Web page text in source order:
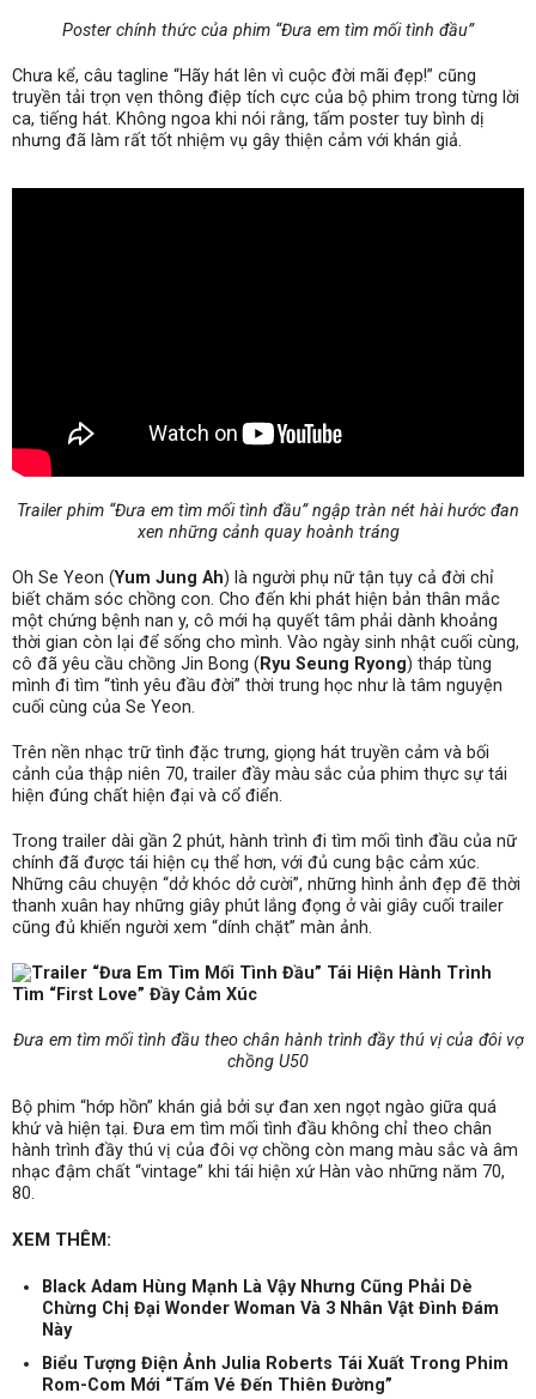
Poster chính thức của phim “Đưa em tìm mối tình đầu”
Chưa kể, câu tagline “Hãy hát lên vì cuộc đời mãi đẹp!” cũng
truyền tải trọn vẹn thông điệp tích cực của bộ phim trong từng lời
ca, tiếng hát. Không ngoa khi nói rằng, tấm poster tuy bình dị
nhưng đã làm rất tốt nhiệm vụ gây thiện cảm với khán giả.
Trailer phim “Đưa em tìm mối tình đầu” ngập tràn nét hài hước đan
xen những cảnh quay hoành tráng
Oh Se Yeon (Yum Jung Ah) là người phụ nữ tận tụy cả đời chỉ
biết chăm sóc chồng con. Cho đến khi phát hiện bản thân mắc
một chứng bệnh nan y, cô mới hạ quyết tâm phải dành khoảng
thời gian còn lại để sống cho mình. Vào ngày sinh nhật cuối cùng,
cô đã yêu cầu chồng Jin Bong (Ryu Seung Ryong) tháp tùng
mình đi tìm “tình yêu đầu đời” thời trung học như là tâm nguyện
cuối cùng của Se Yeon.
Trên nền nhạc trữ tình đặc trưng, giọng hát truyền cảm và bối
cảnh của thập niên 70, trailer đầy màu sắc của phim thực sự tái
hiện đúng chất hiện đại và cổ điển.
Trong trailer dài gần 2 phút, hành trình đi tìm mối tình đầu của nữ
chính đã được tái hiện cụ thể hơn, với đủ cung bậc cảm xúc.
Những câu chuyện “dở khóc dở cười”, những hình ảnh đẹp đẽ thời
thanh xuân hay những giây phút lắng đọng ở vài giây cuối trailer
cũng đủ khiến người xem “dính chặt” màn ảnh.
Đưa em tìm mối tình đầu theo chân hành trình đầy thú vị của đôi vợ
chồng U50
Bộ phim “hớp hồn” khán giả bởi sự đan xen ngọt ngào giữa quá
khứ và hiện tại. Đưa em tìm mối tình đầu không chỉ theo chân
hành trình đầy thú vị của đôi vợ chồng còn mang màu sắc và âm
nhạc đậm chất “vintage” khi tái hiện xứ Hàn vào những năm 70,
80.
XEM THÊM:
Black Adam Hùng Mạnh Là Vậy Nhưng Cũng Phải Dè
Chừng Chị Đại Wonder Woman Và 3 Nhân Vật Đình Đám
Này
Biểu Tượng Điện Ảnh Julia Roberts Tái Xuất Trong Phim
Rom-Com Mới “Tấm Vé Đến Thiên Đường”